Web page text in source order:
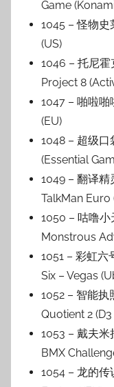
Game
1045 – 怪物
(US)
1046 – 托尼霍
Project 8
1047 – 啪啦
(EU)
1048 – 超级
(Essential
1049 – 翻译精
TalkMan Euro
1050 – 咕噜
Monstrous
1051 – 彩虹六
Six – Vegas
1052 – 智能
Quotient 2
1053 – 戴夫
BMX
1054 – 龙的